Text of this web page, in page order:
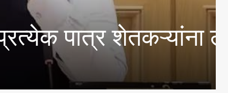
अर्ज करण्याचे